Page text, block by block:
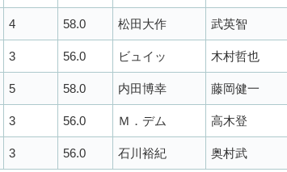
4 58.0 松田大作 武英智
3 56.0 ビュイッ 木村哲也
5 58.0 内田博幸 藤岡健一
3 56.0 Ｍ．デム 高木登
3 56.0 石川裕紀 奥村武